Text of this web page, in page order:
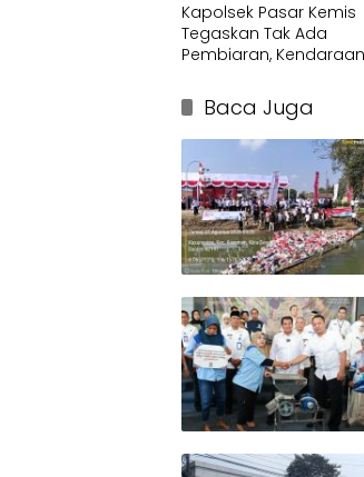
Kapolsek Pasar Kemis
Tegaskan Tak Ada
Pembiaran,
Ditertibkan
Baca Juga